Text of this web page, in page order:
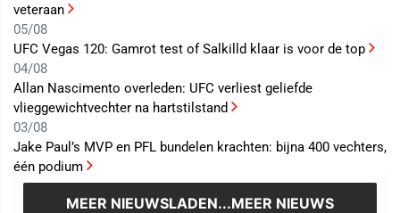
veteraan
05/08
UFC Vegas 120: Gamrot test of Salkilld klaar is voor de top
04/08
Allan Nascimento overleden: UFC verliest geliefde
vlieggewichtvechter na hartstilstand
03/08
Jake Paul’s MVP en PFL bundelen krachten: bijna 400 vechters,
één podium
MEER NIEUWSLADEN...MEER NIEUWS